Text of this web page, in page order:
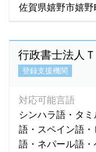
佐賀県嬉野市嬉
行政書士法人
登録支援機関
対応可能言語
シンハラ語・タ
語・スペイン語
語・ネパール語